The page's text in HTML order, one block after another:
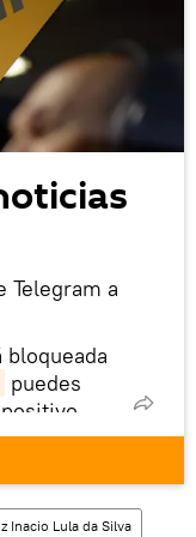
Telegram a
bloqueada
puedes
la red
Inacio Lula da Silva